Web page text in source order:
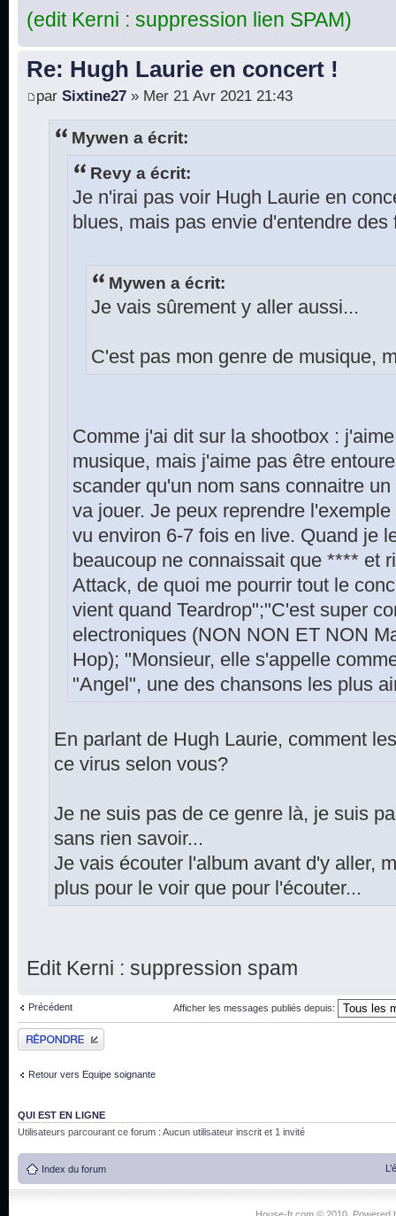
(edit Kerni : suppression lien SPAM)
Re: Hugh Laurie en concert !
par Sixtine27 » Mer 21 Avr 2021 21:43
Mywen a écrit:
Revy a écrit:
Je n'irai pas voir Hugh Laurie en
blues, mais pas envie d'entendre
Mywen a écrit:
Je vais sûrement y aller aussi...
C'est pas mon genre de musique,
Comme j'ai dit sur la shootbox :
musique, mais j'aime pas être
scander qu'un nom sans connaitre
va jouer. Je peux reprendre
vu environ 6-7 fois en live. Quand je
beaucoup ne connaissait que **** et
Attack, de quoi me pourrir tout le
vient quand Teardrop";"C'est super
electroniques (NON NON ET NON
Hop); "Monsieur, elle s'appelle
"Angel", une des chansons les plus
En parlant de Hugh Laurie, comment
ce virus selon vous?
Je ne suis pas de ce genre là, je suis
sans rien savoir...
Je vais écouter l'album avant d'y aller,
plus pour le voir que pour l'écouter...
Edit Kerni : suppression spam
Précédent Afficher les messages publiés depuis:
Publier une réponse
Retour vers Equipe soignante
QUI EST EN LIGNE
Utilisateurs parcourant ce forum : Aucun utilisateur inscrit et 1 invité
Index du forum